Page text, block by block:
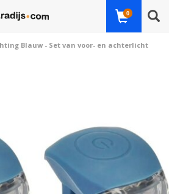
0
Blauw - Set van voor- en achterlicht